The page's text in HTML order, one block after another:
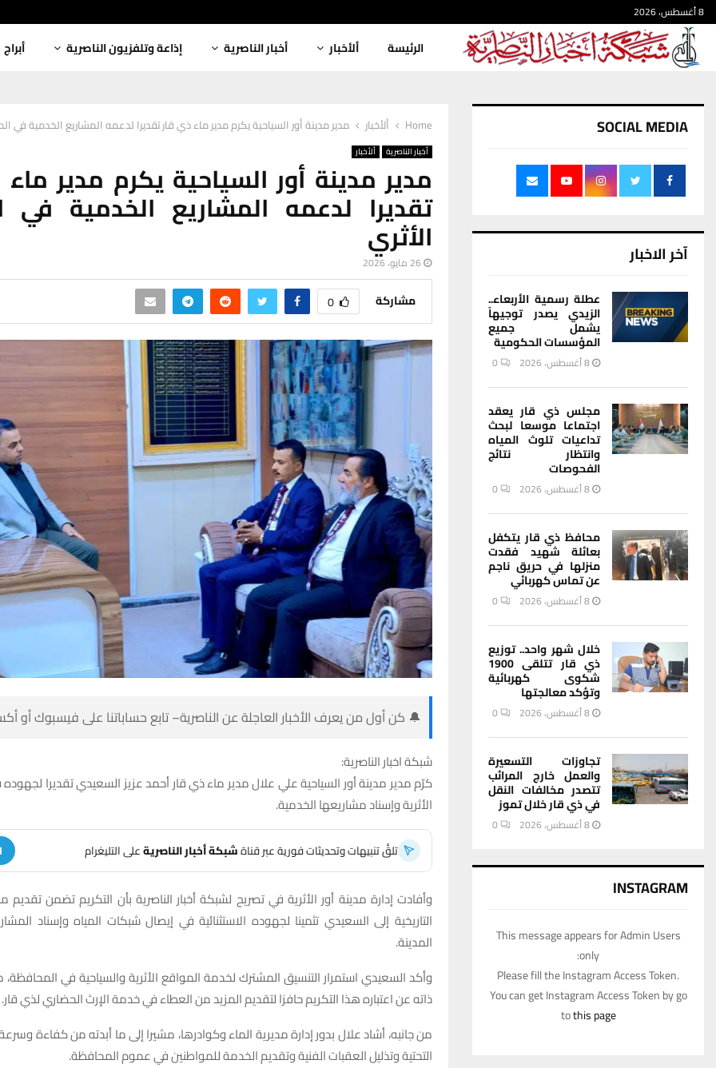
8 أغسطس، 2026
الرئيسة ألأخبار أخبار الناصرية إذاعة وتلفزيون الناصرية أبراج
Home ألأخبار مدير مدينة أور السياحية يكرم مدير ماء ذي قار تقديرا لدعمه المشاريع الخدمية في
أخبار الناصرية ألأخبار
مدير مدينة أور السياحية يكرم مدير
تقديرا لدعمه المشاريع الخدمية في
الأثري
26 مايو، 2026
مشاركة 0
🔔 كن أول من يعرف الأخبار العاجلة عن الناصرية– تابع حساباتنا على فيسبوك أو
شبكة اخبار الناصرية:
كرّم مدير مدينة أور السياحية علي علال مدير ماء ذي قار أحمد عزيز السعيدي تقديرا
الأثرية وإسناد مشاريعها الخدمية.
تلقَّ تنبيهات وتحديثات فورية عبر قناةشبكة أخبار الناصريةعلى التليغرام
وأفادت إدارة مدينة أور الأثرية في تصريح لشبكة أخبار الناصرية بأن التكريم تضمن
التاريخية إلى السعيدي تثمينا لجهوده الاستثنائية في إيصال شبكات المياه وإسناد
المدينة.
وأكد السعيدي استمرار التنسيق المشترك لخدمة المواقع الأثرية والسياحية في
ذاته عن اعتباره هذا التكريم حافزا لتقديم المزيد من العطاء في خدمة الإرث الحضاري لذي قار.
من جانبه، أشاد علال بدور إدارة مديرية الماء وكوادرها، مشيرا إلى ما أبدته من كفاءة
التحتية وتذليل العقبات الفنية وتقديم الخدمة للمواطنين في عموم المحافظة.
SOCIAL MEDIA
آخر الاخبار
عطلة رسمية الأربعاء..
الزيدي يصدر توجيهاً
يشمل جميع
المؤسسات الحكومية
8 أغسطس، 2026 0
مجلس ذي قار يعقد
اجتماعا موسعا لبحث
تداعيات تلوث المياه
وانتظار نتائج
الفحوصات
8 أغسطس، 2026 0
محافظ ذي قار يتكفل
بعائلة شهيد فقدت
منزلها في حريق ناجم
عن تماس كهربائي
8 أغسطس، 2026 0
خلال شهر واحد.. توزيع
ذي قار تتلقى 1900
شكوى كهربائية
وتؤكد معالجتها
8 أغسطس، 2026 0
تجاوزات التسعيرة
والعمل خارج المرائب
تتصدر مخالفات النقل
في ذي قار خلال تموز
8 أغسطس، 2026 0
INSTAGRAM
This message appears for Admin Users
only:
Please fill the Instagram Access Token.
You can get Instagram Access Token by go
tothis page